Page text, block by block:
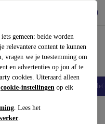
gemeen: beide worden
relevantere content te kunnen
vragen we je toestemming om
en advertenties op jou af te
cookies. Uiteraard alleen
cookie-instellingen op elk
. Lees het
.
Accessoires